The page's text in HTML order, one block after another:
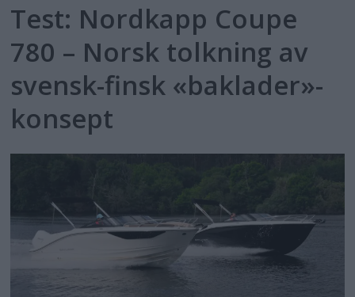
Test: Nordkapp Coupe
780 – Norsk tolkning av
svensk-finsk «baklader»-
konsept